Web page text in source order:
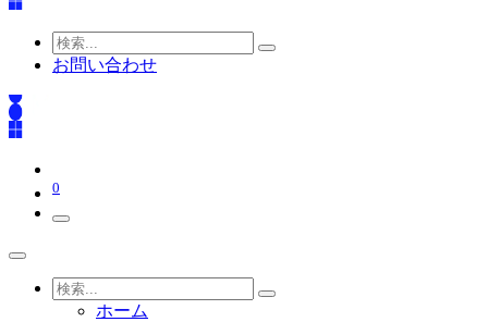
お問い合わせ
0
ホーム